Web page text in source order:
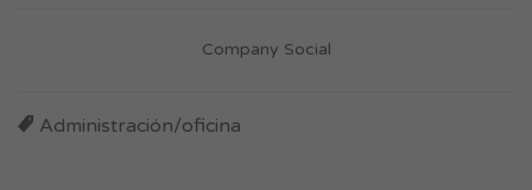
Company Social
Administración/oficina